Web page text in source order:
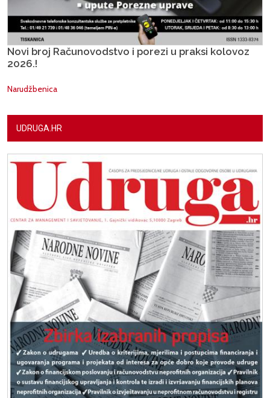
Novi broj Računovodstvo i porezi u praksi kolovoz
2026.!
Narudžbenica
UDRUGA.HR